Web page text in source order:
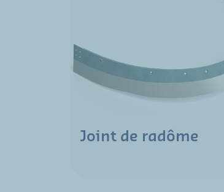
Joint de radôme